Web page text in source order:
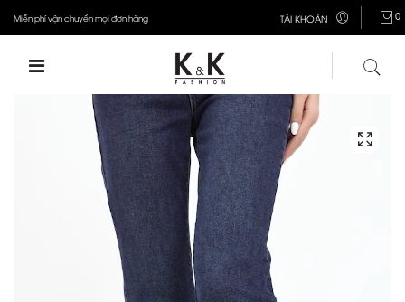
Miễn phí vận chuyển mọi đơn hàng TÀI KHOẢN 0